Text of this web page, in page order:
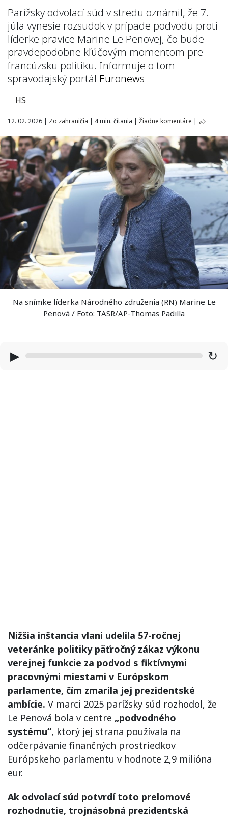
Parížsky odvolací súd v stredu oznámil, že 7.
júla vynesie rozsudok v prípade podvodu proti
líderke pravice Marine Le Penovej, čo bude
pravdepodobne kľúčovým momentom pre
francúzsku politiku. Informuje o tom
spravodajský portál Euronews
HS
12. 02. 2026 | Zo zahraničia | 4 min. čítania | Žiadne komentáre |
Na snímke líderka Národného združenia (RN) Marine Le
Penová / Foto: TASR/AP-Thomas Padilla
▶ ↻
Nižšia inštancia vlani udelila 57-ročnej
veteránke politiky päťročný zákaz výkonu
verejnej funkcie za podvod s fiktívnymi
pracovnými miestami v Európskom
parlamente, čím zmarila jej prezidentské
ambície. V marci 2025 parížsky súd rozhodol, že
Le Penová bola v centre „podvodného
systému“, ktorý jej strana používala na
odčerpávanie finančných prostriedkov
Európskeho parlamentu v hodnote 2,9 milióna
eur.
Ak odvolací súd potvrdí toto prelomové
rozhodnutie, trojnásobná prezidentská